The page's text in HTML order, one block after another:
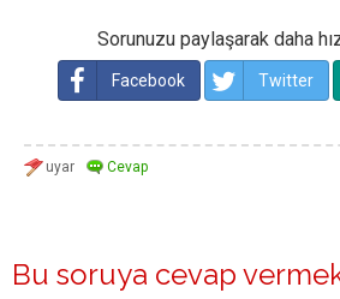
Sorunuzu paylaşarak daha
Facebook Twitter
Bu soruya cevap